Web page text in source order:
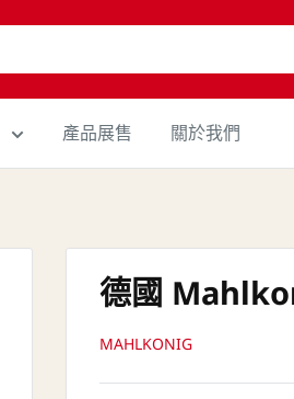
產品展售 關於我們
德國
MAHLKONIG